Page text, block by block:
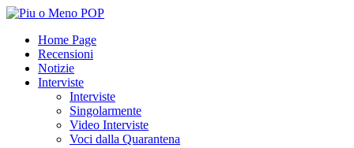
Home Page
Recensioni
Notizie
Interviste
Interviste
Singolarmente
Video Interviste
Voci dalla Quarantena